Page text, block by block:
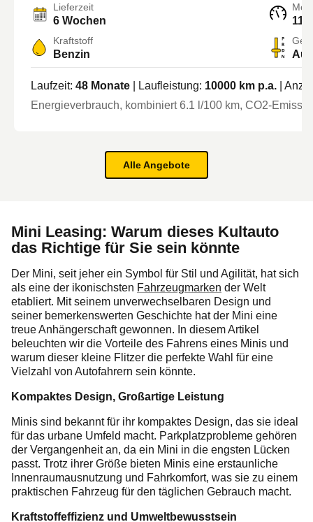
Lieferzeit
6 Wochen 114
Kraftstoff
Benzin
Laufzeit: 48 Monate | Laufleistung: 10000 km p.a.
|
Energieverbrauch, kombiniert6.1 l/100 km, CO2-
Alle Angebote
Mini Leasing: Warum dieses Kultauto
das Richtige für Sie sein könnte
Der Mini, seit jeher ein Symbol für Stil und Agilität, hat sich
als eine der ikonischsten Fahrzeugmarken der Welt
etabliert. Mit seinem unverwechselbaren Design und
seiner bemerkenswerten Geschichte hat der Mini eine
treue Anhängerschaft gewonnen. In diesem Artikel
beleuchten wir die Vorteile des Fahrens eines Minis und
warum dieser kleine Flitzer die perfekte Wahl für eine
Vielzahl von Autofahrern sein könnte.
Kompaktes Design, Großartige Leistung
Minis sind bekannt für ihr kompaktes Design, das sie ideal
für das urbane Umfeld macht. Parkplatzprobleme gehören
der Vergangenheit an, da ein Mini in die engsten Lücken
passt. Trotz ihrer Größe bieten Minis eine erstaunliche
Innenraumausnutzung und Fahrkomfort, was sie zu einem
praktischen Fahrzeug für den täglichen Gebrauch macht.
Kraftstoffeffizienz und Umweltbewusstsein